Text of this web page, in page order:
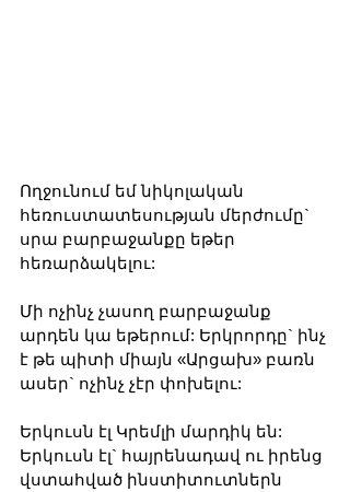
Ողջունում եմ նիկոլական
հեռուստատեսության մերժումը`
սրա բարբաջանքը եթեր
հեռարձակելու:
Մի ոչինչ չասող բարբաջանք
արդեն կա եթերում: Երկրորդը` ինչ
է թե պիտի միայն «Արցախ» բառն
ասեր` ոչինչ չէր փոխելու:
Երկուսն էլ Կրեմլի մարդիկ են:
Երկուսն էլ` հայրենադավ ու իրենց
վստահված ինստիտուտներն